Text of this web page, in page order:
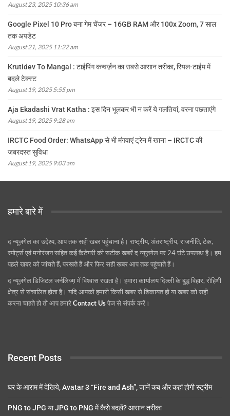
August 23, 2025 10:36 am
Google Pixel 10 Pro बना गेम चेंजर – 16GB RAM और 100x Zoom, 7 साल
तक अपडेट
August 21, 2025 11:22 am
Krutidev To Mangal : टाईपिंग कन्वर्ज़न का सबसे आसान तरीका, रियल-टाईम में
बदले टेक्स्ट
August 19, 2025 5:55 pm
Aja Ekadashi Vrat Katha : इस दिन भूलकर भी न करें ये गलतियां, वरना पछताएंगे
August 19, 2025 9:28 am
IRCTC Food Order: WhatsApp से भी मंगवाएं ट्रेन में खाना – IRCTC की
जबरदस्त सुविधा
August 19, 2025 9:03 am
हमारे बारे में
द न्यूज़गेल का उद्देश्य, आप तक सही खबर पहुंचाना है। राष्ट्रीय, अंतराष्ट्रीय, राजनीति, टेक,
स्पोर्ट्स एवं मनोरंजन सहित कई कैटेगरी की सटीक खबरें द न्यूज़गेल पर 24 घंटे उपलब्ध है। हम
पहले खबर को जांचते हैं, परखते हैं और फिर सही खबर आप तक पहुंचाते हैं।
द न्यूज़गेल डिजिटल जर्नलिज्म़ में विश्वास रखता है। हमारा कार्यालय दिल्ली के बुद्ध विहार, रोहिणी
क्षेत्र से संचालित होता है। यदि आपको हमारी किसी खबर से शिकायत हो या खबर को सही
करना चाहते हो तो आप हमारेContact Usपेज से संपर्क करें।
Recent Posts
घर के आराम में देखिये, Avatar 3 “Fire and Ash”, जानें कब और कहां होगी स्ट्रीम
PNG to JPG या JPG to PNG में कैसे बदलें? आसान तरीका